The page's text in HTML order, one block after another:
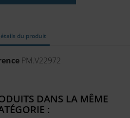
du produit
PM.V22972
DANS LA MÊME
: